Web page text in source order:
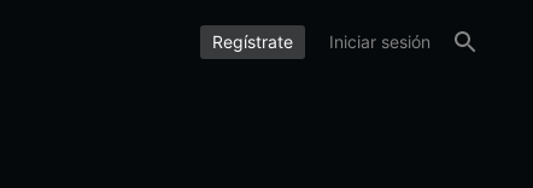
Regístrate Iniciar sesión